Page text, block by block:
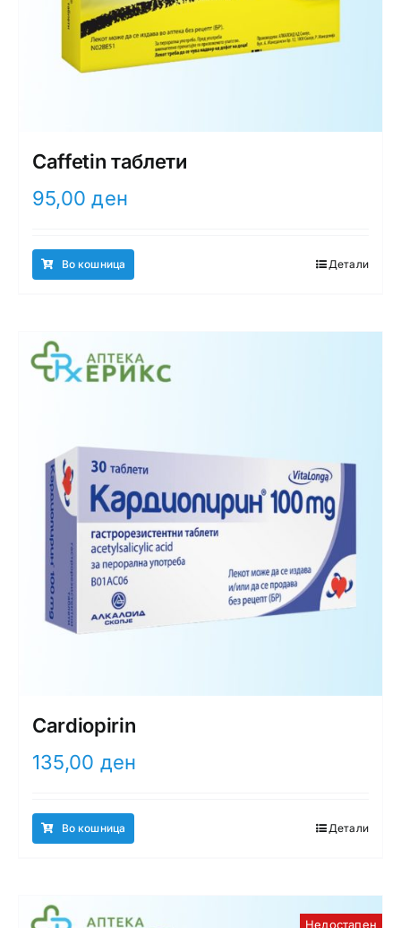
Caffetin таблети
95,00ден
Во кошница Детали
Cardiopirin
135,00 ден
Во кошница Детали
Недостапен